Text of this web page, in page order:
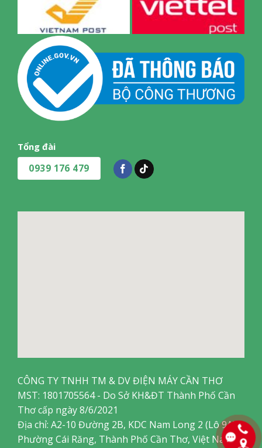
Tổng đài
0939 176 479
CÔNG TY TNHH TM & DV ĐIỆN MÁY CẦN THƠ
MST: 1801705564 - Do Sở KH&ĐT Thành Phố Cần
Thơ cấp ngày 8/6/2021
Địa chỉ: A2-10 Đường 2B, KDC Nam Long 2 (Lô 9A),
Phường Cái Răng, Thành Phố Cần Thơ, Việt Nam